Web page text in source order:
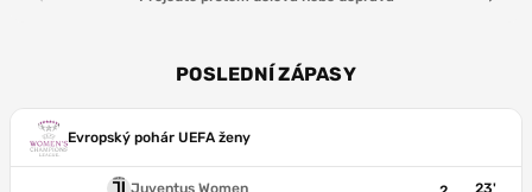
POSLEDNÍ ZÁPASY
Evropský pohár UEFA ženy
Juventus Women
23'